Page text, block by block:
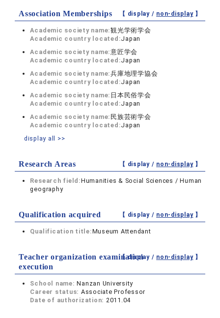
Association Memberships 【 display / non-display】
Academic society name:観光学術学会
Academic country located:Japan
Academic society name:意匠学会
Academic country located:Japan
Academic society name:兵庫地理学協会
Academic country located:Japan
Academic society name: 日本民俗学会
Academic country located:Japan
Academic society name: 民族芸術学会
Academic country located:Japan
display all >>
Research Areas 【 display / non-display】
Research field:Humanities & Social Sciences / Human
geography
Qualification acquired 【 display / non-display】
Qualification title:Museum Attendant
Teacher organization examination
execution
【 display / non-display】
School name:Nanzan University
Career status: Associate Professor
Date of authorization: 2011.04